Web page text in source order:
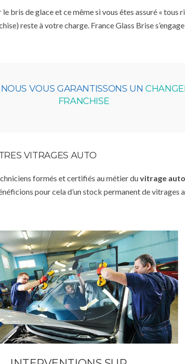
bris de glace et ce même si vous êtes assuré « tous
reste à votre charge. France Glass Brise
VOUS GARANTISSONS UN
FRANCHISE
VITRAGES AUTO
formés et certifiés au métier duvitrage
pour cela d’un stock permanent de vitrages